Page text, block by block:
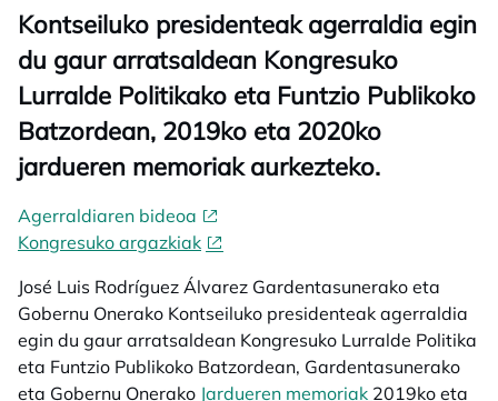
Kontseiluko presidenteak agerraldia egin
du gaur arratsaldean Kongresuko
Lurralde Politikako eta Funtzio Publikoko
Batzordean, 2019ko eta 2020ko
jardueren memoriak aurkezteko.
Agerraldiaren bideoa
Kongresuko argazkiak
José Luis Rodríguez Álvarez Gardentasunerako eta
Gobernu Onerako Kontseiluko presidenteak agerraldia
egin du gaur arratsaldean Kongresuko Lurralde Politika
eta Funtzio Publikoko Batzordean, Gardentasunerako
eta Gobernu Onerako Jardueren memoriak 2019ko eta